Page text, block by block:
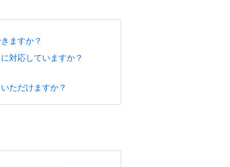
ますか？
対応していますか？
ただけますか？